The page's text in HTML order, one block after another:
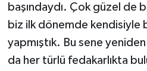
başındaydı. Çok güzel de
biz ilk dönemde kendisiyle
yapmıştık. Bu sene
da her türlü fedakarlıkta
Jandarma
Kadın